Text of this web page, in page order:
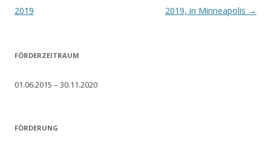
Navigation
2019
2019, in Minneapolis →
FÖRDERZEITRAUM
01.06.2015 – 30.11.2020
FÖRDERUNG